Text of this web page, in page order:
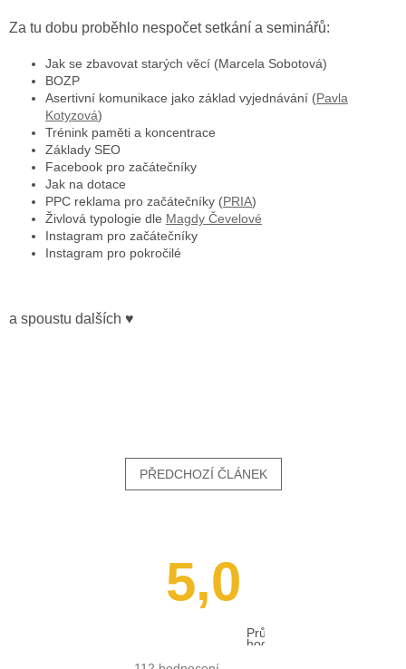
Za tu dobu proběhlo nespočet setkání a seminářů:
Jak se zbavovat starých věcí (Marcela Sobotová)
BOZP
Asertivní komunikace jako základ vyjednávání (Pavla
Kotyzová)
Trénink paměti a koncentrace
Základy SEO
Facebook pro začátečníky
Jak na dotace
PPC reklama pro začátečníky (PRIA)
Živlová typologie dle Magdy Čevelové
Instagram pro začátečníky
Instagram pro pokročilé
a spoustu dalších ♥
PŘEDCHOZÍ ČLÁNEK
5,0
Průměrné
hodnocení